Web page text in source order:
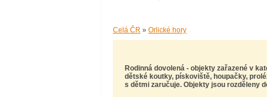
Celá ČR » Orlické hory
Rodinná dovolená - objekty zařazené v
dětské koutky, pískoviště, houpačky,
s dětmi zaručuje. Objekty jsou rozděleny